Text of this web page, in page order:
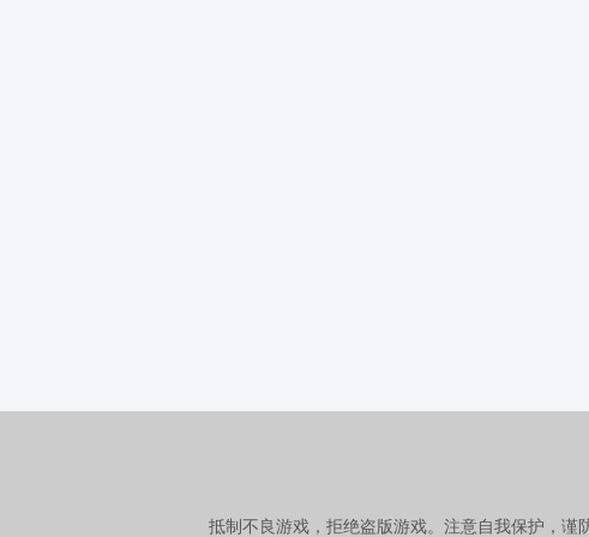
抵制不良游戏，拒绝盗版游戏。注意自我保护，谨